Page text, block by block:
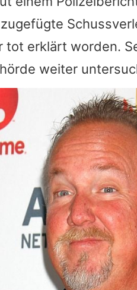
tot erklärt worden.
weiter